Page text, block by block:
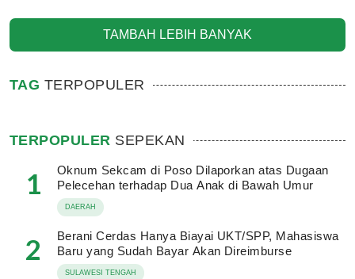
TAMBAH LEBIH BANYAK
TAG TERPOPULER
TERPOPULER SEPEKAN
1
Oknum Sekcam di Poso Dilaporkan atas Dugaan
Pelecehan terhadap Dua Anak di Bawah Umur
DAERAH
2
Berani Cerdas Hanya Biayai UKT/SPP, Mahasiswa
Baru yang Sudah Bayar Akan Direimburse
SULAWESI TENGAH